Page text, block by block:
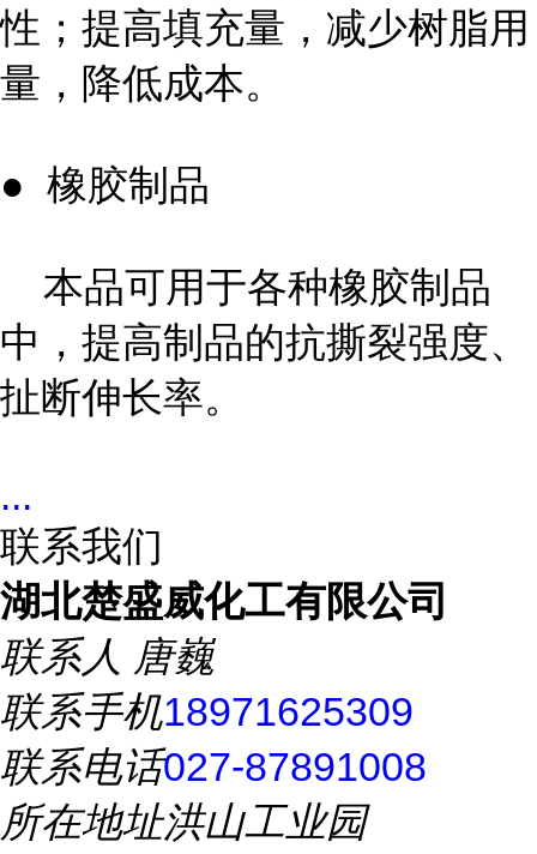
性；提高填充量，减少树脂用
量，降低成本。
● 橡胶制品
本品可用于各种橡胶制品
中，提高制品的抗撕裂强度、
扯断伸长率。
...
联系我们
湖北楚盛威化工有限公司
联系人 唐巍
联系手机18971625309
联系电话027-87891008
所在地址洪山工业园